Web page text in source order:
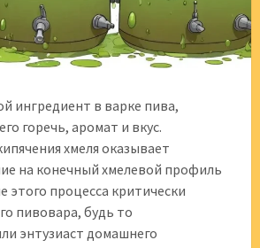
ингредиент в варке пива,
горечь, аромат и вкус.
хмеля оказывает
на конечный хмелевой профиль
этого процесса критически
пивовара, будь то
энтузиаст домашнего